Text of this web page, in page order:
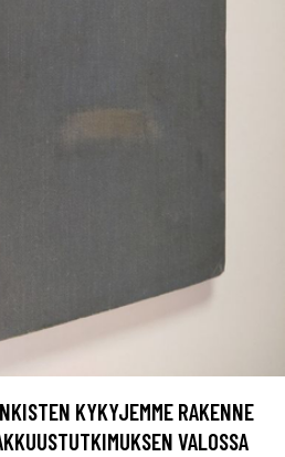
KYKYJEMME RAKENNE
VALOSSA